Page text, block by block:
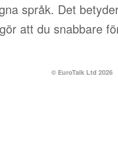
språk. Det
att du snabbare
© EuroTalk Ltd 2026